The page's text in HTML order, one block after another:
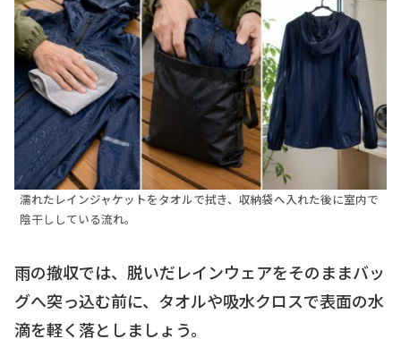
濡れたレインジャケットをタオルで拭き、収納袋へ入れた後に室内で
陰干ししている流れ。
雨の撤収では、脱いだレインウェアをそのままバッ
グへ突っ込む前に、タオルや吸水クロスで表面の水
滴を軽く落としましょう。